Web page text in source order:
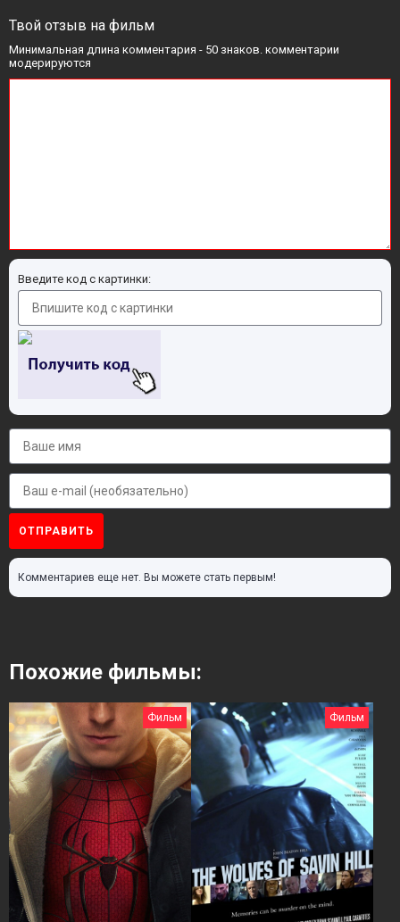
Твой отзыв на фильм
Минимальная длина комментария - 50 знаков. комментарии
модерируются
Введите код с картинки:
ОТПРАВИТЬ
Комментариев еще нет. Вы можете стать первым!
Похожие фильмы:
Фильм Фильм